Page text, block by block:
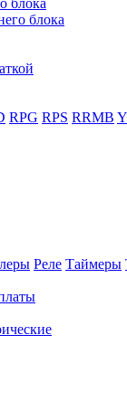
блока
блока
RPG RPS RRMB
Реле Таймеры